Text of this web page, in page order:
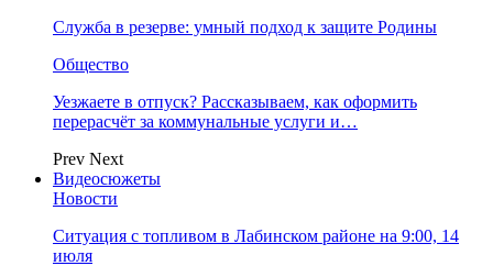
Служба в резерве: умный подход к защите Родины
Общество
Уезжаете в отпуск? Рассказываем, как оформить
перерасчёт за коммунальные услуги и…
Prev Next
Видеосюжеты
Новости
Ситуация с топливом в Лабинском районе на 9:00, 14
июля